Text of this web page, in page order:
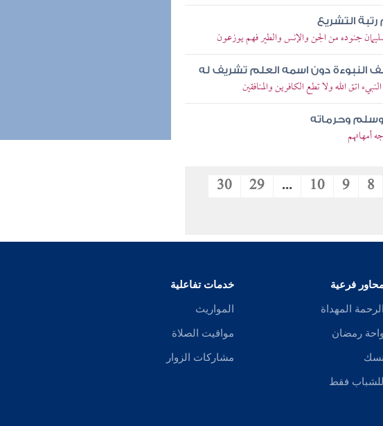
التشريع
جنوده من الجن والإنس والطير فهم يوزعون
النبوءة دون اسمه العلم تشريف له
اتق الله ولا تطع الكافرين والمنافقين
وحرماته
أمهاتهم
8
9
10
...
29
30
فرعية
الرحمة المهداة
واحة رمضان
نسك
للشباب فقط
خدمات تفاعلية
المواريث
مواقيت الصلاة
مشاركات الزوار